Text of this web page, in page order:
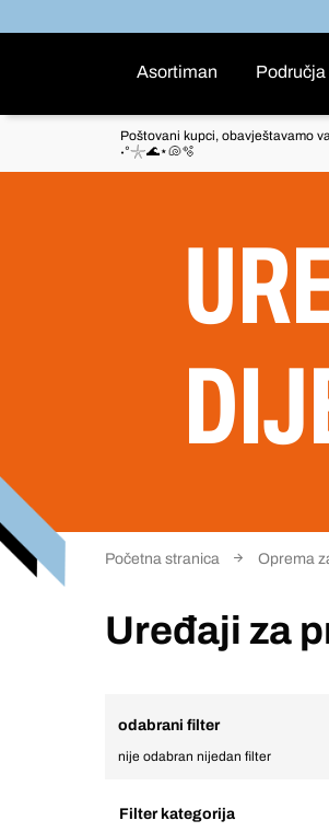
Asortiman
Poštovani kupci, obavještavamo
˖°𓇼🌊⋆🐚🫧
Početna stranica Oprema
Uređaji za
odabrani filter
nije odabran nijedan filter
Filter kategorija